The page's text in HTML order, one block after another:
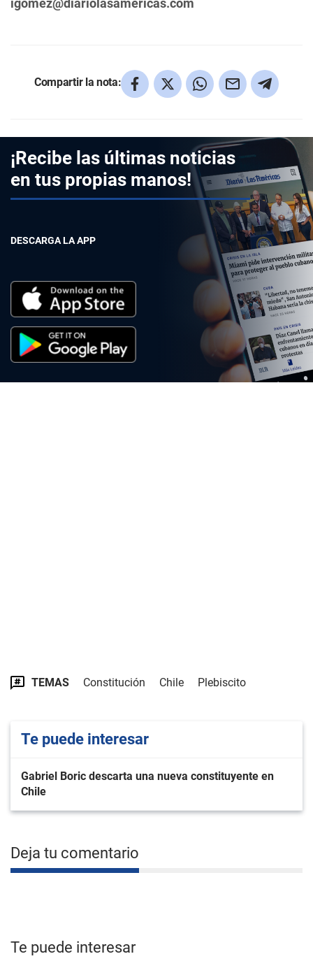
igomez@diariolasamericas.com
Compartir la nota:
¡Recibe las últimas noticias
en tus propias manos!
DESCARGA LA APP
TEMAS Constitución Chile Plebiscito
Te puede interesar
Gabriel Boric descarta una nueva constituyente en
Chile
Deja tu comentario
Te puede interesar